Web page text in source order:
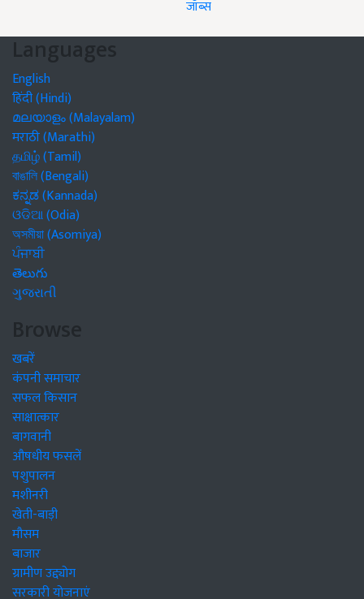
जॉब्स
Languages
English
हिंदी (Hindi)
മലയാളം (Malayalam)
मराठी (Marathi)
தமிழ் (Tamil)
বাঙালি (Bengali)
ಕನ್ನಡ (Kannada)
ଓଡିଆ (Odia)
অসমীয়া (Asomiya)
ਪੰਜਾਬੀ
తెలుగు
ગુજરાતી
Browse
खबरें
कंपनी समाचार
सफल किसान
साक्षात्कार
बागवानी
औषधीय फसलें
पशुपालन
मशीनरी
खेती-बाड़ी
मौसम
बाजार
ग्रामीण उद्द्योग
सरकारी योजनाएं